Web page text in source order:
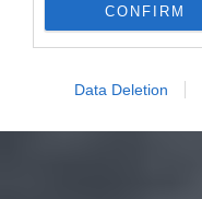
CONFIRM
Data Deletion